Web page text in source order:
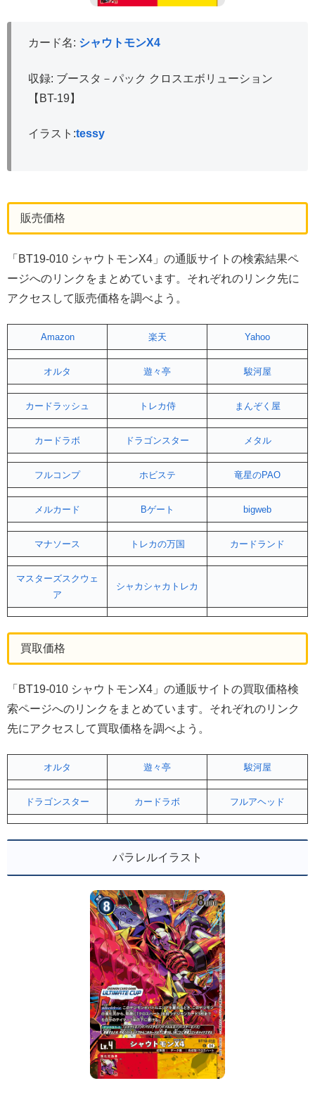
カード名: シャウトモンX4
収録: ブースタ－パック クロスエボリューション
【BT-19】
イラスト:tessy
販売価格
「BT19-010 シャウトモンX4」の通販サイトの検索結果ペ
ージへのリンクをまとめています。それぞれのリンク先に
アクセスして販売価格を調べよう。
Amazon 楽天 Yahoo
オルタ 遊々亭 駿河屋
カードラッシュ トレカ侍 まんぞく屋
カードラボ ドラゴンスター メタル
フルコンプ ホビステ 竜星のPAO
メルカード Bゲート bigweb
マナソース トレカの万国 カードランド
マスターズスクウェ
ア
シャカシャカトレカ
買取価格
「BT19-010 シャウトモンX4」の通販サイトの買取価格検
索ページへのリンクをまとめています。それぞれのリンク
先にアクセスして買取価格を調べよう。
オルタ 遊々亭 駿河屋
ドラゴンスター カードラボ フルアヘッド
パラレルイラスト